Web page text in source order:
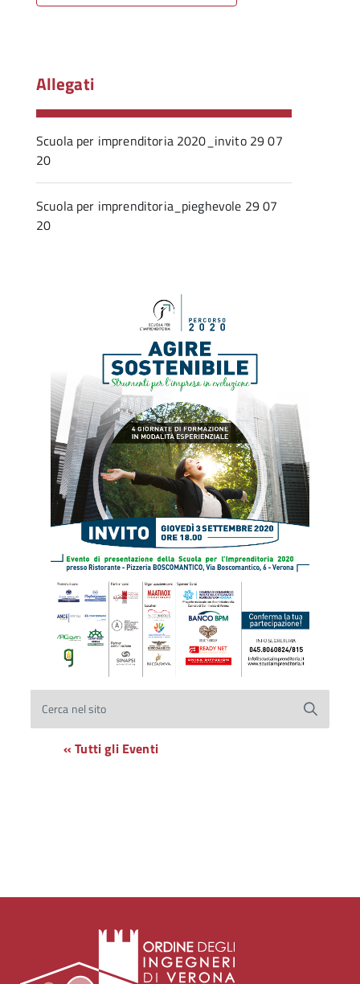
Allegati
Scuola per imprenditoria 2020_invito 29 07
20
Scuola per imprenditoria_pieghevole 29 07
20
Cerca nel sito
« Tutti gli Eventi